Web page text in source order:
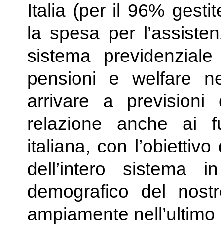
Italia (per il 96%
la spesa per
sistema
pensioni e welfare
arrivare a previsioni
relazione anche ai
italiana, con
dell’intero sistema
demografico del
ampiamente